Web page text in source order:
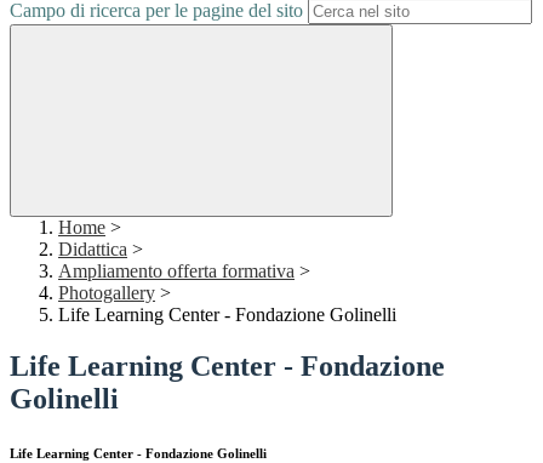
Campo di ricerca per le pagine del sito
Home >
Didattica >
Ampliamento offerta formativa >
Photogallery >
Life Learning Center - Fondazione Golinelli
Life Learning Center - Fondazione
Golinelli
Life Learning Center - Fondazione Golinelli